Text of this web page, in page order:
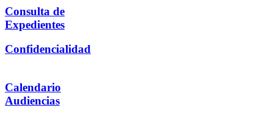
Consulta de
Expedientes
Confidencialidad
Calendario
Audiencias